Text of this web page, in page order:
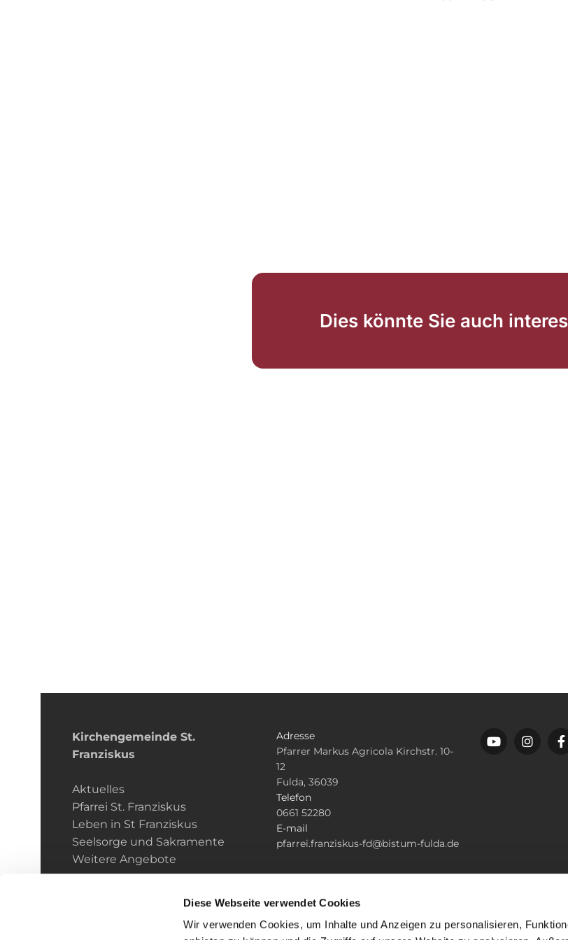
Diese Webseite verwendet Cookies
Wir verwenden Cookies, um Inhalte und Anzeigen zu personalisieren,
Dies könnte Sie auch
Kirchengemeinde­­ St.
Franziskus
Aktuelles
Pfarrei St. Franziskus
Leben in St Franziskus
Seelsorge und Sakramente
Weitere Angebote
Adresse
Pfarrer Markus Agricola Kirchstr. 10-
12
Fulda, 36039
Telefon
0661 52280
E-mail
pfarrei.franziskus-fd@bistum-fulda.de